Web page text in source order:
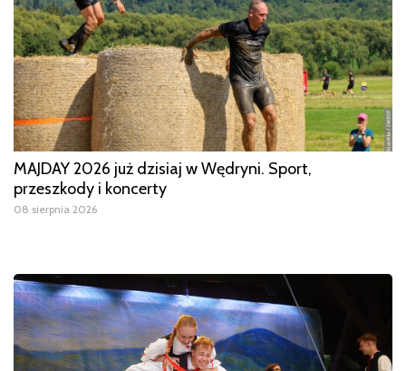
MAJDAY 2026 już dzisiaj w Wędryni. Sport,
przeszkody i koncerty
08 sierpnia 2026